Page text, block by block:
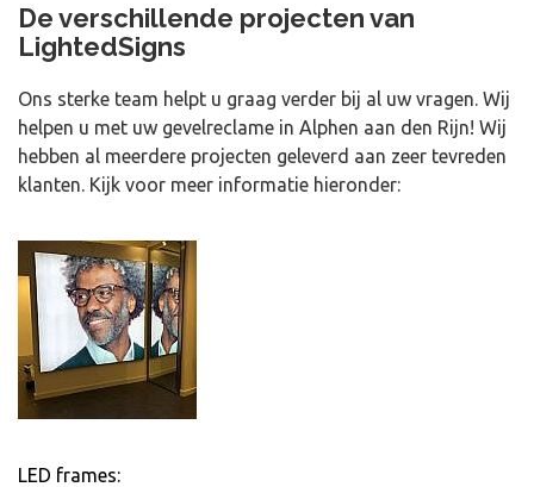
De verschillende projecten van
LightedSigns
Ons sterke team helpt u graag verder bij al uw vragen. Wij
helpen u met uw gevelreclame in Alphen aan den Rijn! Wij
hebben al meerdere projecten geleverd aan zeer tevreden
klanten. Kijk voor meer informatie hieronder:
LED frames: